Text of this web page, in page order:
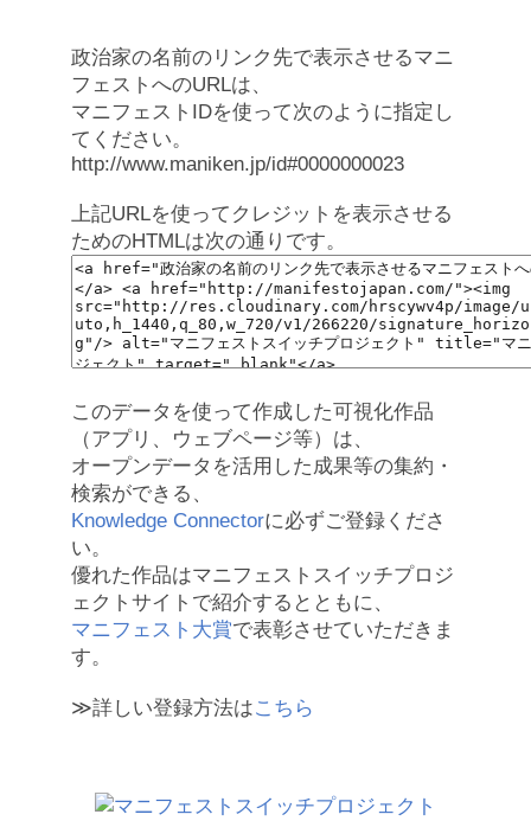
政治家の名前のリンク先で表示させるマニ
フェストへのURLは、
マニフェストIDを使って次のように指定し
てください。
http://www.maniken.jp/id#0000000023
上記URLを使ってクレジットを表示させる
ためのHTMLは次の通りです。
このデータを使って作成した可視化作品
（アプリ、ウェブページ等）は、
オープンデータを活用した成果等の集約・
検索ができる、
Knowledge Connectorに必ずご登録くださ
い。
優れた作品はマニフェストスイッチプロジ
ェクトサイトで紹介するとともに、
マニフェスト大賞で表彰させていただきま
す。
≫詳しい登録方法はこちら